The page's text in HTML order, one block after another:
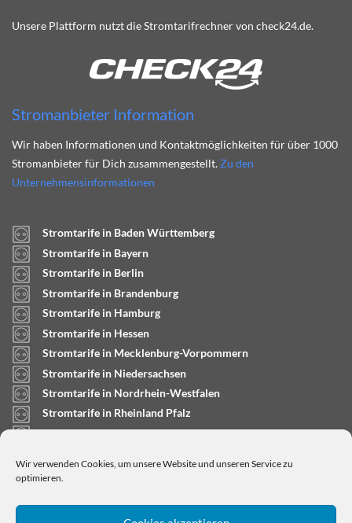
Wir verwenden Cookies, um unsere Website und unseren Service zu
optimieren.
Unsere Plattform nutzt die Stromtarifrechner von check24.de.
Stromanbieter Information
Wir haben Informationen und Kontaktmöglichkeiten für über 1000
Stromanbieter für Dich zusammengestellt. Zu den
Unternehmensinformationen
Stromtarife in Baden Württemberg
Stromtarife in Bayern
Stromtarife in Berlin
Stromtarife in Brandenburg
Stromtarife in Hamburg
Stromtarife in Hessen
Stromtarife in Mecklenburg-Vorpommern
Stromtarife in Niedersachsen
Stromtarife in Nordrhein-Westfalen
Stromtarife in Rheinland Pfalz
Stromtarife in Saarland
Stromtarife in Schleswig-Holstein